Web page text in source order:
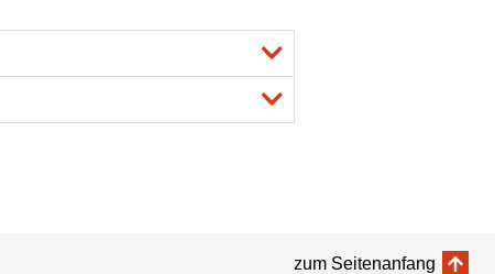
zum Seitenanfang